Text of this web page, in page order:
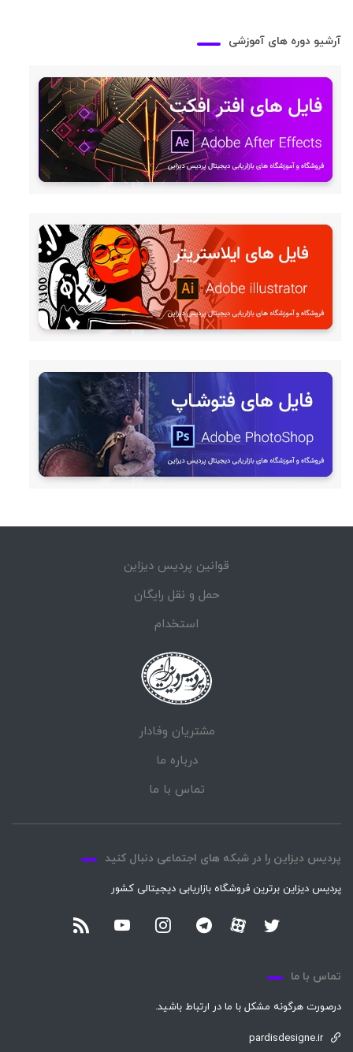
آرشیو دوره های آموزشی
قوانین پردیس دیزاین
حمل و نقل رایگان
استخدام
مشتریان وفادار
درباره ما
تماس با ما
پردیس دیزاین را در شبکه های اجتماعی دنبال کنید
پردیس دیزاین برترین فروشگاه بازاریابی دیجیتالی کشور
تماس با ما
درصورت هرگونه مشکل با ما در ارتباط باشید.
pardisdesigne.ir